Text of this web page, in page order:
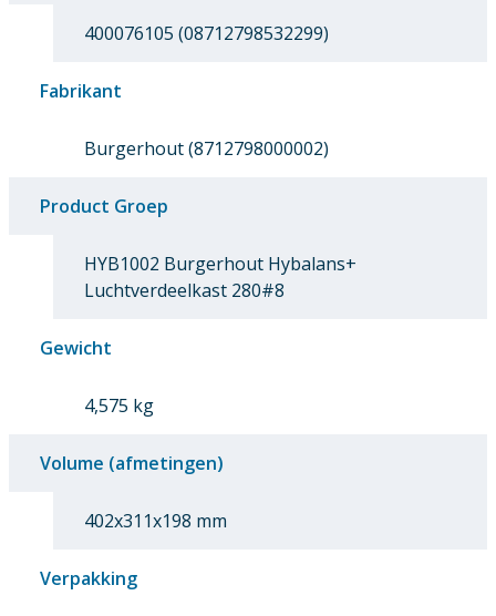
400076105 (08712798532299)
Fabrikant
Burgerhout (8712798000002)
Product Groep
HYB1002 Burgerhout Hybalans+
Luchtverdeelkast 280#8
Gewicht
4,575 kg
Volume (afmetingen)
402x311x198 mm
Verpakking